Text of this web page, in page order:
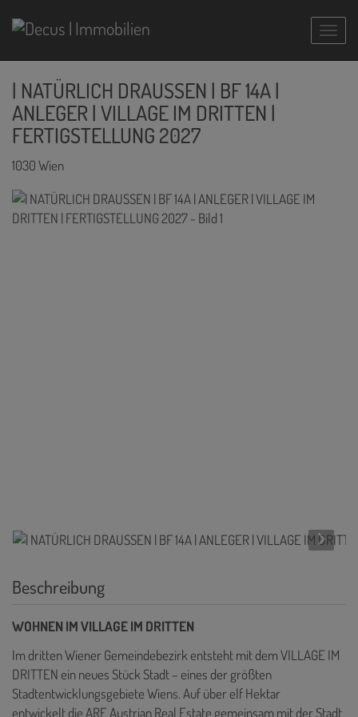
| NATÜRLICH DRAUSSEN | BF 14A |
ANLEGER | VILLAGE IM DRITTEN |
FERTIGSTELLUNG 2027
1030 Wien
Beschreibung
WOHNEN IM VILLAGE IM DRITTEN
Im dritten Wiener Gemeindebezirk entsteht mit dem VILLAGE IM
DRITTEN ein neues Stück Stadt – eines der größten
Stadtentwicklungsgebiete Wiens. Auf über elf Hektar
entwickelt die ARE Austrian Real Estate gemeinsam mit der Stadt